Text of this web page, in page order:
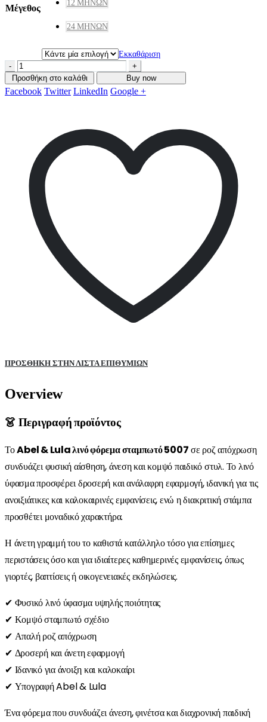
Μέγεθος
12 ΜΗΝΏΝ
24 ΜΗΝΏΝ
Εκκαθάριση
-
+
Προσθήκη στο καλάθι
Buy now
Facebook Twitter LinkedIn Google +
ΠΡΌΣΘΉΚΗ ΣΤΗΝ ΛΊΣΤΑ ΕΠΙΘΥΜΙΏΝ
Overview
👗 Περιγραφή προϊόντος
ΤοAbel & Lula λινό φόρεμα σταμπωτό 5007σε ροζ απόχρωση
συνδυάζει φυσική αίσθηση, άνεση και κομψό παιδικό στυλ. Το λινό
ύφασμα προσφέρει δροσερή και ανάλαφρη εφαρμογή, ιδανική για τις
ανοιξιάτικες και καλοκαιρινές εμφανίσεις, ενώ η διακριτική στάμπα
προσθέτει μοναδικό χαρακτήρα.
Η άνετη γραμμή του το καθιστά κατάλληλο τόσο για επίσημες
περιστάσεις όσο και για ιδιαίτερες καθημερινές εμφανίσεις, όπως
γιορτές, βαπτίσεις ή οικογενειακές εκδηλώσεις.
✔ Φυσικό λινό ύφασμα υψηλής ποιότητας
✔ Κομψό σταμπωτό σχέδιο
✔ Απαλή ροζ απόχρωση
✔ Δροσερή και άνετη εφαρμογή
✔ Ιδανικό για άνοιξη και καλοκαίρι
✔ Υπογραφή Abel & Lula
Ένα φόρεμα που συνδυάζει άνεση, φινέτσα και διαχρονική παιδική